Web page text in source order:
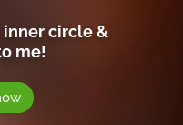
circle &
me!